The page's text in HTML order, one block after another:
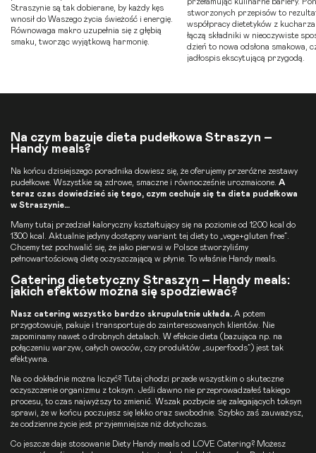
Straszynie są tak dobierane, by każdy kęs
wnosił do Waszego życia świeżość i energię.
Równowaga makro uzupełnia się z głębią
smaku, tworząc wyjątkową harmonię.
stworzonych przepisów to
współpracy dietetyków z
łączą składniki w nieoczywiste
dzień to nowa odsłona smakowa,
jadłospis ekscytującą przygodą.
Na czym bazuje dieta pudełkowa Straszyn –
Handy meals?
Na końcu dzisiejszego poradnika dowiesz się, że oferujemy przeróżne zestawy
pudełkowe. Wszystkie są zdrowe, smaczne i równocześnie urozmaicone. A
teraz czas dowiedzieć się tego, czym cechuje się ta dieta pudełkowa
w Straszynie…
Mamy tutaj przedział kaloryczny kształtujący się na poziomie od 1200 kcal do
1300 kcal. Aktualnie jedyny dostępny wariant tej diety to „vege+gluten free”.
Chcemy też pochwalić się, że jako pierwsi w Polsce stworzyliśmy
pełnowartościową dietę oczyszczającą w płynie. To właśnie Handy meals
Catering dietetyczny Straszyn – Handy meals:
jakich efektów można się spodziewać?
Nasz catering wszystko bardzo skrupulatnie układa. A potem
przygotowuje, pakuje i transportuje do zainteresowanych klientów. Nie
zapominamy nawet o drobnych detalach. W efekcie dieta (bazująca np. na
połączeniu warzyw, całych owoców, czy produktów „superfoods”) jest tak
efektywna.
Na co dokładnie można liczyć? Tutaj chodzi przede wszystkim o skuteczne
oczyszczenie organizmu z toksyn. Jeśli dawno nie przeprowadzałeś takiego
procesu, to czas najwyższy to zmienić. Wszak pozbycie się zalegających toksyn
sprawi, że w końcu poczujesz się lekko oraz swobodnie. Szybko zaś zauważysz,
że codzienne życie jest przyjemniejsze niż dotychczas.
Co jeszcze daje stosowanie Diety Handy meals od LOVE Catering? Możesz